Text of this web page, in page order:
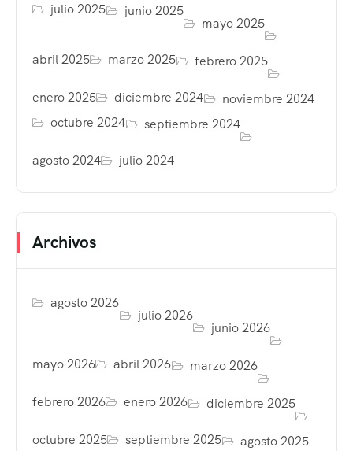
julio 2025
junio 2025
mayo 2025
abril 2025 marzo 2025 febrero 2025
enero 2025 diciembre 2024
noviembre 2024
octubre 2024
septiembre 2024
agosto 2024 julio 2024
Archivos
agosto 2026
julio 2026
junio 2026
mayo 2026 abril 2026 marzo 2026
febrero 2026 enero 2026 diciembre 2025
octubre 2025 septiembre 2025
agosto 2025